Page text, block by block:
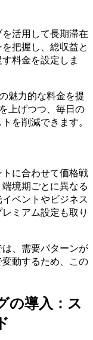
活用して長期滞在
把握し、総収益と
料金を設定しま
魅力的な料金を提
上げつつ、毎日の
を削減できます。
に合わせて価格戦
境期ごとに異なる
ベントやビジネス
ミアム設定も取り
、需要パターンが
動するため、この
の導入：ス